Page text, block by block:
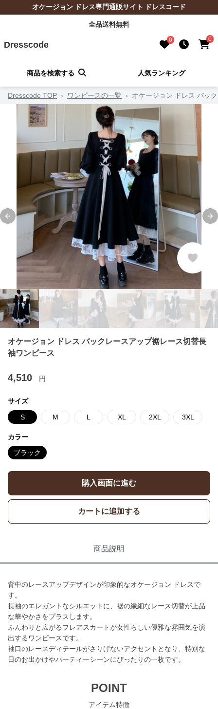
オケージョン ドレス専門通販サイト ドレスコード
全品送料無料
Dresscode 0 0
商品を検索する 人気ランキング
Dresscode TOP › ワンピースの一覧 › オケージョン ドレス バッ
Previous slide
オケージョン ドレス バックレースアップ裾レース切替長
袖ワンピース
4,510 円
サイズ
S M L XL 2XL 3XL
カラー
ブラック
購入画面に進む
カートに追加する
商品説明
背中のレースアップデザインが印象的なオケージョン ドレスで
す。
長袖のエレガントなシルエットに、裾の繊細なレース切替が上品
な華やかさをプラスします。
ふんわりと広がるフレアスカートが女性らしい優雅な雰囲気を演
出するワンピースです。
袖口のレースディテールがさりげないアクセントとなり、特別な
日のお出かけやパーティーシーンにぴったりの一枚です。
POINT
アイテム特徴